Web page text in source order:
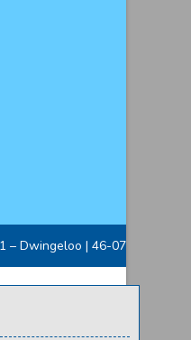
– Dwingeloo | 46-07